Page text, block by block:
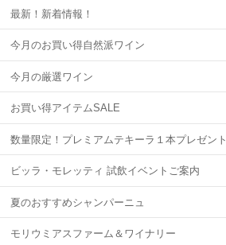
最新！新着情報！
今月のお買い得自然派ワイン
今月の厳選ワイン
お買い得アイテムSALE
数量限定！プレミアムテキーラ１本プレゼント
ビッラ・モレッティ 試飲イベントご案内
夏のおすすめシャンパーニュ
モリウミアスファーム＆ワイナリー